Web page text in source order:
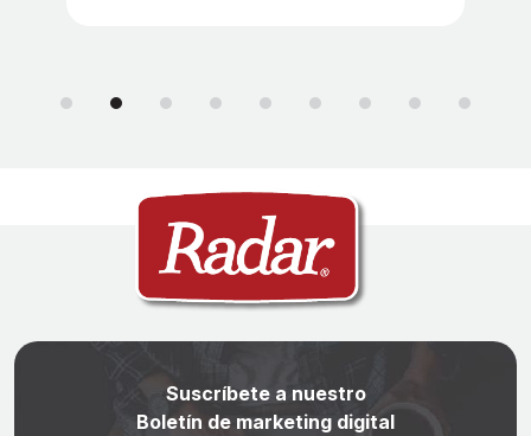
Suscríbete a nuestro
Boletín de marketing digital